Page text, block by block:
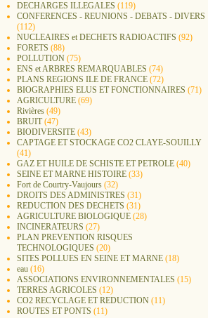
DECHARGES ILLEGALES (119)
CONFERENCES - REUNIONS - DEBATS - DIVERS
(112)
NUCLEAIRES et DECHETS RADIOACTIFS (92)
FORETS (88)
POLLUTION (75)
ENS et ARBRES REMARQUABLES (74)
PLANS REGIONS ILE DE FRANCE (72)
BIOGRAPHIES ELUS ET FONCTIONNAIRES (71)
AGRICULTURE (69)
Rivières (49)
BRUIT(47)
BIODIVERSITE (43)
CAPTAGE ET STOCKAGE CO2 CLAYE-SOUILLY
(41)
GAZ ET HUILE DE SCHISTE ET PETROLE (40)
SEINE ET MARNE HISTOIRE (33)
Fort de Courtry-Vaujours (32)
DROITS DES ADMINISTRES (31)
REDUCTION DES DECHETS (31)
AGRICULTURE BIOLOGIQUE (28)
INCINERATEURS (27)
PLAN PREVENTION RISQUES
TECHNOLOGIQUES (20)
SITES POLLUES EN SEINE ET MARNE (18)
eau (16)
ASSOCIATIONS ENVIRONNEMENTALES (15)
TERRES AGRICOLES (12)
CO2 RECYCLAGE ET REDUCTION (11)
ROUTES ET PONTS (11)